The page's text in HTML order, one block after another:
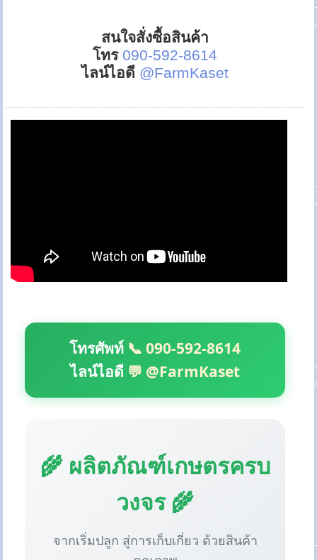
สนใจสั่งซื้อสินค้า
โทร 090-592-8614
ไลน์ไอดี @FarmKaset
โทรศัพท์ 📞 090-592-8614
ไลน์ไอดี 💬 @FarmKaset
🌾 ผลิตภัณฑ์เกษตรครบ
วงจร 🌾
จากเริ่มปลูก สู่การเก็บเกี่ยว ด้วยสินค้า